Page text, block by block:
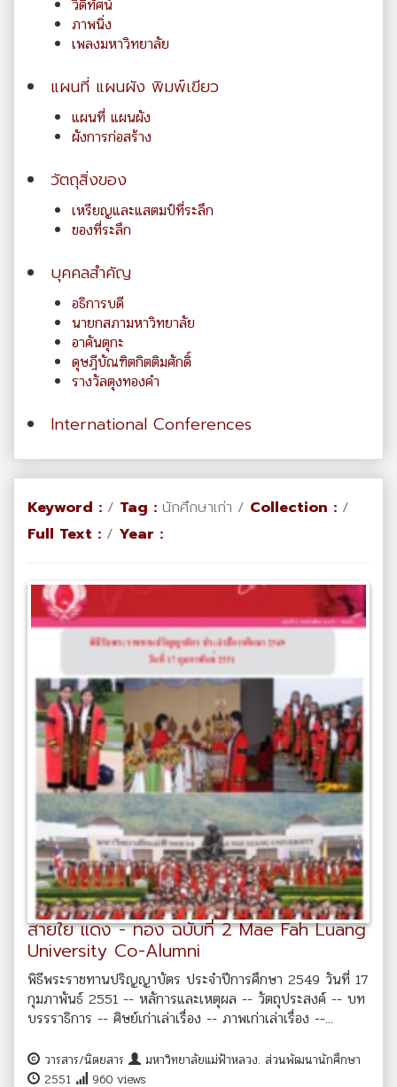
วีดิทัศน์
ภาพนิ่ง
เพลงมหาวิทยาลัย
แผนที่ แผนผัง พิมพ์เขียว
แผนที่ แผนผัง
ผังการก่อสร้าง
วัตถุสิ่งของ
เหรียญและแสตมป์ที่ระลึก
ของที่ระลึก
บุคคลสำคัญ
อธิการบดี
นายกสภามหาวิทยาลัย
อาคันตุกะ
ดุษฎีบัณฑิตกิตติมศักดิ์
รางวัลตุงทองคำ
International Conferences
Keyword : / Tag : นักศึกษาเก่า / Collection : /
Full Text : / Year :
สายใย แดง - ทอง ฉบับที่ 2 Mae Fah Luang
University Co-Alumni
พิธีพระราชทานปริญญาบัตร ประจำปีการศึกษา 2549 วันที่ 17
กุมภาพันธ์ 2551 -- หลัการและเหตุผล -- วัตถุประสงค์ -- บท
บรรราธิการ -- ศิษย์เก่าเล่าเรื่อง -- ภาพเก่าเล่าเรื่อง --...
วารสาร/นิตยสาร
มหาวิทยาลัยแม่ฟ้าหลวง. ส่วนพัฒนานักศึกษา
2551
960 views